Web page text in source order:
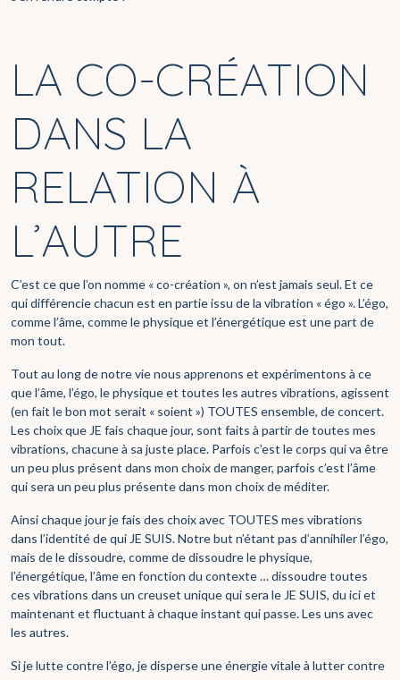
LA CO-CRÉATION
DANS LA
RELATION À
L’AUTRE
C’est ce que l’on nomme « co-création », on n’est jamais seul. Et ce
qui différencie chacun est en partie issu de la vibration « égo ». L’égo,
comme l’âme, comme le physique et l’énergétique est une part de
mon tout.
Tout au long de notre vie nous apprenons et expérimentons à ce
que l’âme, l’égo, le physique et toutes les autres vibrations, agissent
(en fait le bon mot serait « soient ») TOUTES ensemble, de concert.
Les choix que JE fais chaque jour, sont faits à partir de toutes mes
vibrations, chacune à sa juste place. Parfois c’est le corps qui va être
un peu plus présent dans mon choix de manger, parfois c’est l’âme
qui sera un peu plus présente dans mon choix de méditer.
Ainsi chaque jour je fais des choix avec TOUTES mes vibrations
dans l’identité de qui JE SUIS. Notre but n’étant pas d’annihiler l’égo,
mais de le dissoudre, comme de dissoudre le physique,
l’énergétique, l’âme en fonction du contexte … dissoudre toutes
ces vibrations dans un creuset unique qui sera le JE SUIS, du ici et
maintenant et fluctuant à chaque instant qui passe. Les uns avec
les autres.
Si je lutte contre l’égo, je disperse une énergie vitale à lutter contre